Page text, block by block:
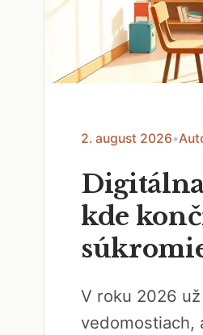
2. august 2026•
kde
V roku 2026
vedomostiach,